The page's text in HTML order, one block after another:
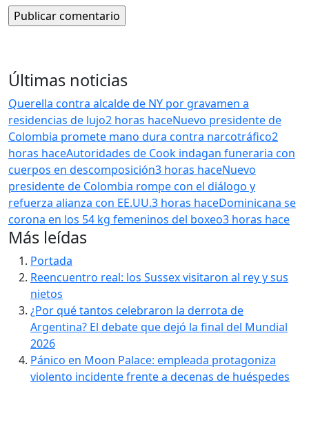
Últimas noticias
Querella contra alcalde de NY por gravamen a
residencias de lujo2 horas haceNuevo presidente de
Colombia promete mano dura contra narcotráfico2
horas haceAutoridades de Cook indagan funeraria con
cuerpos en descomposición3 horas haceNuevo
presidente de Colombia rompe con el diálogo y
refuerza alianza con EE.UU.3 horas haceDominicana se
corona en los 54 kg femeninos del boxeo3 horas hace
Más leídas
Portada
Reencuentro real: los Sussex visitaron al rey y sus
nietos
¿Por qué tantos celebraron la derrota de
Argentina? El debate que dejó la final del Mundial
2026
Pánico en Moon Palace: empleada protagoniza
violento incidente frente a decenas de huéspedes